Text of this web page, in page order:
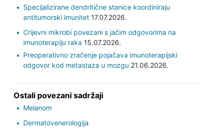
Specijalizirane dendritične stanice koordiniraju
antitumorski imunitet17.07.2026.
Crijevni mikrobi povezani s jačim odgovorima na
imunoterapiju raka 15.07.2026.
Preoperativno zračenje pojačava imunoterapijski
odgovor kod metastaza u mozgu 21.06.2026.
Ostali povezani sadržaji
Melanom
Dermatovenerologija